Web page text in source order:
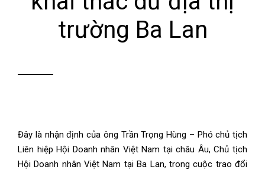
trường Ba Lan
Đây là nhận định của ông Trần Trọng Hùng – Phó chủ tịch
Liên hiệp Hội Doanh nhân Việt Nam tại châu Âu, Chủ tịch
Hội Doanh nhân Việt Nam tại Ba Lan, trong cuộc trao đổi